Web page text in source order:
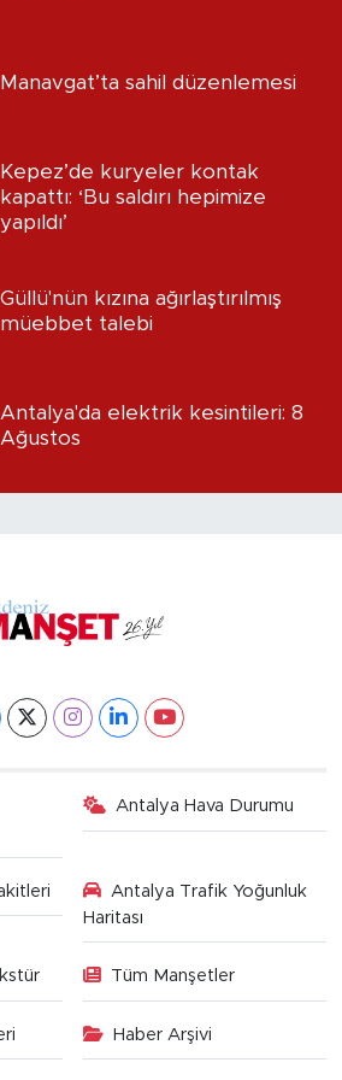
Manavgat’ta sahil düzenlemesi
Kepez’de kuryeler kontak
kapattı: ‘Bu saldırı hepimize
yapıldı’
Güllü'nün kızına ağırlaştırılmış
müebbet talebi
Antalya'da elektrik kesintileri: 8
Ağustos
Antalya Hava Durumu
Antalya Trafik Yoğunluk
Haritası
Tüm Manşetler
Haber Arşivi